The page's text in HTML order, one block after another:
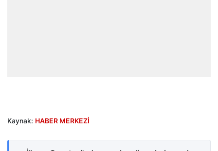
Kaynak: HABER MERKEZİ